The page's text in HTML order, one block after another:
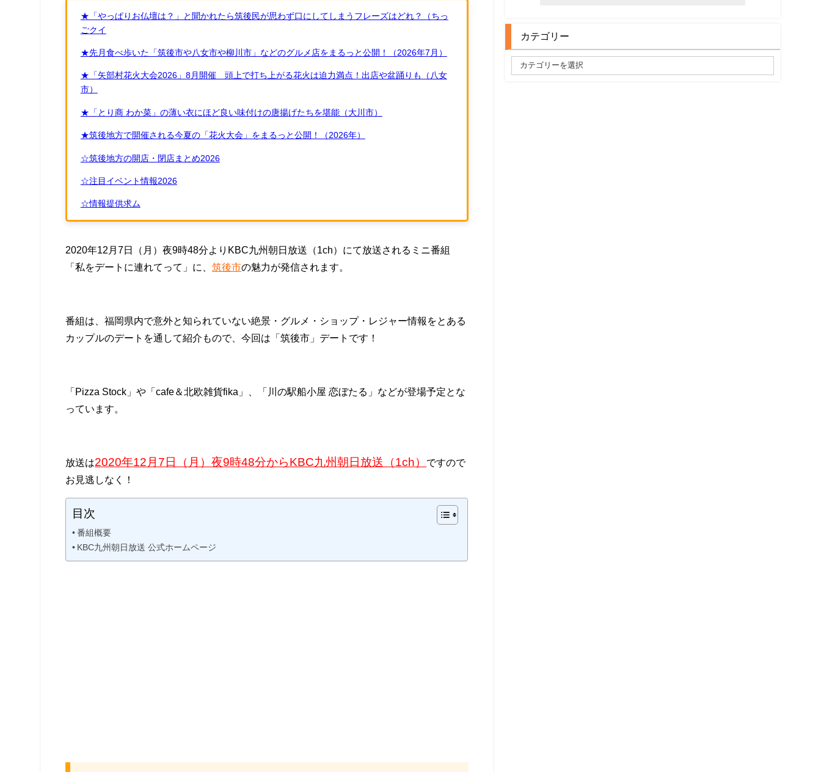
★「やっぱりお仏壇は？」と聞かれたら筑後民が思わず口にしてしまうフレーズはどれ？（ちっ
ごクイ
★先月食べ歩いた「筑後市や八女市や柳川市」などのグルメ店をまるっと公開！（2026年7月）
★「矢部村花火大会2026」8月開催 頭上で打ち上がる花火は迫力満点！出店や盆踊りも（八女
市）
★「とり商 わか菜」の薄い衣にほど良い味付けの唐揚げたちを堪能（大川市）
★筑後地方で開催される今夏の「花火大会」をまるっと公開！（2026年）
☆筑後地方の開店・閉店まとめ2026
☆注目イベント情報2026
☆情報提供求ム
2020年12月7日（月）夜9時48分よりKBC九州朝日放送（1ch）にて放送されるミニ番組
「私をデートに連れてって」に、筑後市の魅力が発信されます。
番組は、福岡県内で意外と知られていない絶景・グルメ・ショップ・レジャー情報をとある
カップルのデートを通して紹介もので、今回は「筑後市」デートです！
「Pizza Stock」や「cafe＆北欧雑貨fika」、「川の駅船小屋 恋ぼたる」などが登場予定とな
っています。
放送は2020年12月7日（月）夜9時48分からKBC九州朝日放送（1ch）
ですので
お見逃しなく！
目次
番組概要
KBC九州朝日放送 公式ホームページ
カテゴリー